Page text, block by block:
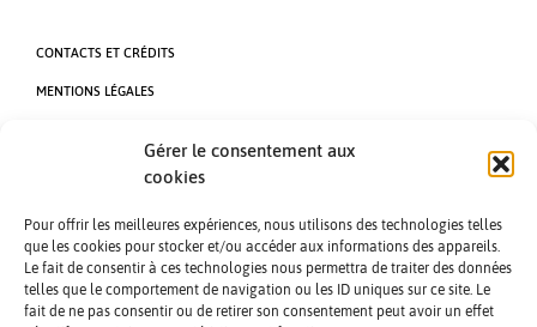
Gérer le consentement aux
cookies
Pour offrir les meilleures expériences, nous utilisons des technologies telles
que les cookies pour stocker et/ou accéder aux informations des appareils.
Le fait de consentir à ces technologies nous permettra de traiter des données
telles que le comportement de navigation ou les ID uniques sur ce site. Le
fait de ne pas consentir ou de retirer son consentement peut avoir un effet
CONTACTS ET CRÉDITS
MENTIONS LÉGALES
PASSER UNE ANNONCE